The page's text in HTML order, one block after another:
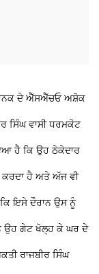
ਨਾਨਕ ਦੇ ਐੱਸਐੱਚਓ ਅਸ਼ੋਕ
ਸਿੰਘ ਵਾਸੀ ਧਰਮਕੋਟ
ਹੈ ਕਿ ਉਹ ਠੇਕੇਦਾਰ
ਕਰਦਾ ਹੈ ਅਤੇ ਅੱਜ ਵੀ
ਇਸੇ ਦੌਰਾਨ ਉਸ ਨੂੰ
ਉਹ ਗੇਟ ਖੋਲ੍ਹ ਕੇ ਘਰ ਦੇ
ਰਾਜਬੀਰ ਸਿੰਘ